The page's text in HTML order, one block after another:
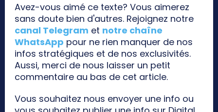
Avez-vous aimé ce texte? Vous aimerez
sans doute bien d'autres. Rejoignez notre
canal Telegram et notre chaîne
WhatsApp pour ne rien manquer de nos
infos stratégiques et de nos exclusivités.
Aussi, merci de nous laisser un petit
commentaire au bas de cet article.
Vous souhaitez nous envoyer une info ou